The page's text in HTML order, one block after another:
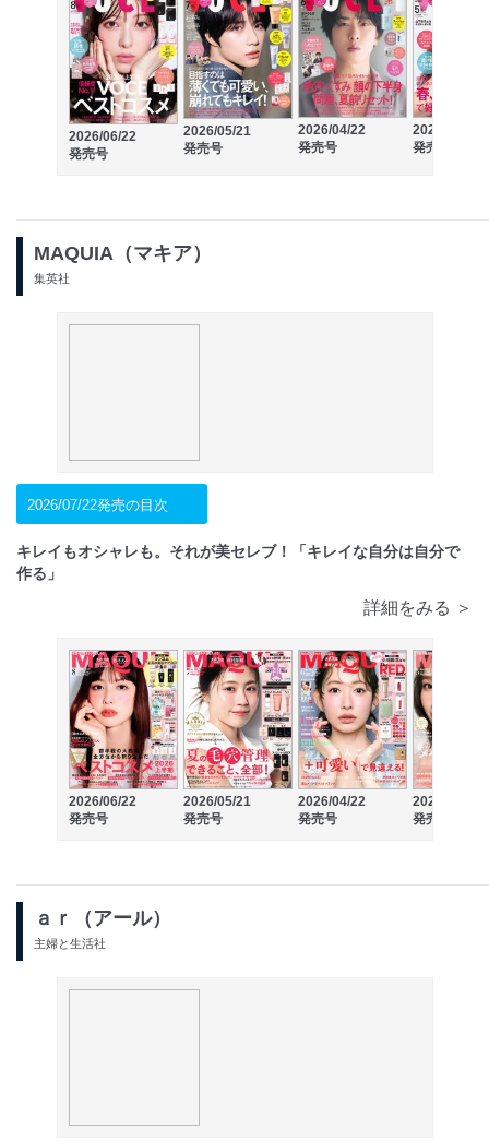
2026/06/22
発売号
2026/05/21
発売号
2026/04/22
発売号
2026/03/21
発売号
MAQUIA（マキア）
集英社
2026/07/22発売の目次
キレイもオシャレも。それが美セレブ！「キレイな自分は自分で
作る」
詳細をみる ＞
2026/06/22
発売号
2026/05/21
発売号
2026/04/22
発売号
2026/03/21
発売号
ａｒ（アール）
主婦と生活社